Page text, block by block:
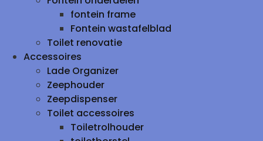
fontein frame
Fontein wastafelblad
Toilet renovatie
Accessoires
Lade Organizer
Zeephouder
Zeepdispenser
Toilet accessoires
Toiletrolhouder